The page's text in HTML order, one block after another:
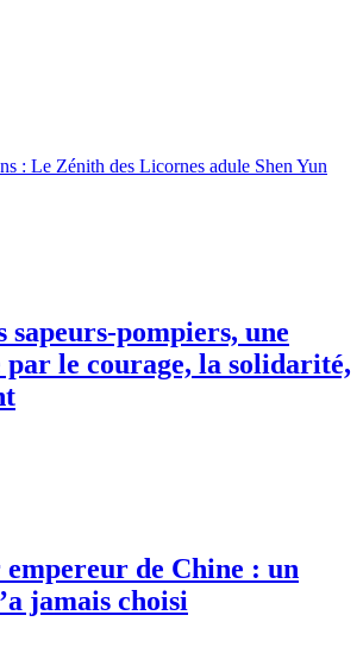
: Le Zénith des Licornes adule Shen Yun
sapeurs-pompiers, une
le courage, la solidarité,
de Chine : un
jamais choisi